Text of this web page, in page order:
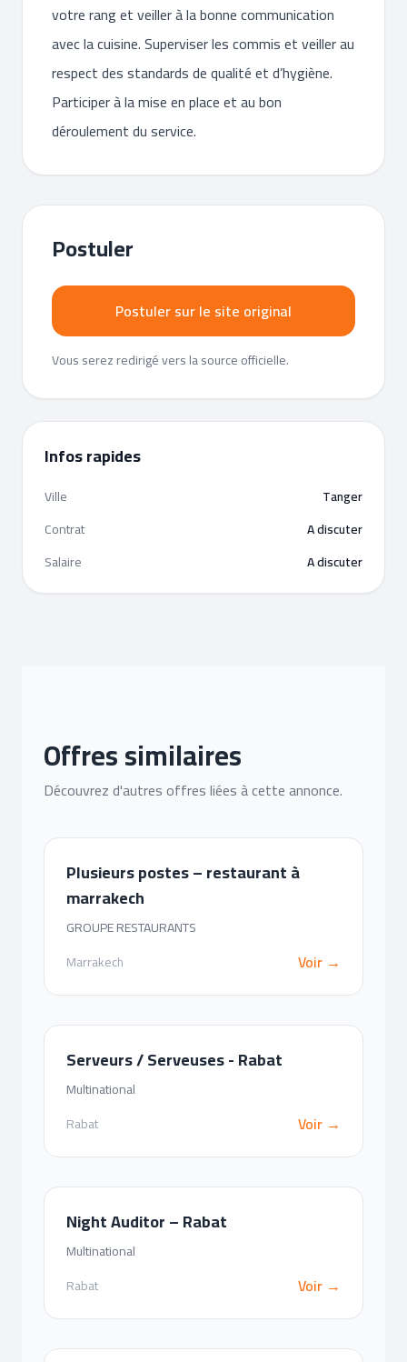
votre rang et veiller à la bonne communication
avec la cuisine. Superviser les commis et veiller au
respect des standards de qualité et d’hygiène.
Participer à la mise en place et au bon
déroulement du service.
Postuler
Postuler sur le site original
Vous serez redirigé vers la source officielle.
Infos rapides
Ville
Tanger
Contrat
A discuter
Salaire
A discuter
Offres similaires
Découvrez d'autres offres liées à cette annonce.
Plusieurs postes – restaurant à
marrakech
GROUPE RESTAURANTS
Marrakech
Voir →
Serveurs / Serveuses - Rabat
Multinational
Rabat
Voir →
Night Auditor – Rabat
Multinational
Rabat
Voir →